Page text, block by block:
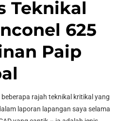
Teknikal
625
Paip
rajah teknikal kritikal yang
laporan lapangan saya selama